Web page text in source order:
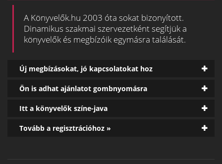
A Könyvelők.hu 2003 óta sokat bizonyított.
Dinamikus szakmai szervezetként segítjük a
könyvelők és megbízóik egymásra találását.
Új megbízásokat, jó kapcsolatokat hoz
Ön is adhat ajánlatot gombnyomásra
Itt a könyvelők színe-java
Tovább a regisztrációhoz »